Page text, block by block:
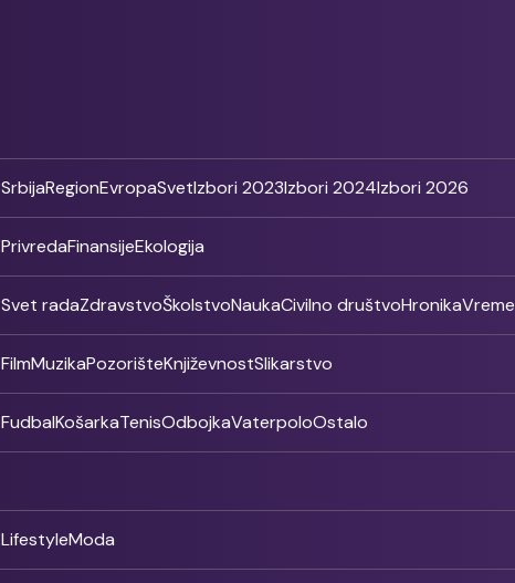
SrbijaRegionEvropaSvetIzbori 2023Izbori 2024Izbori 2026
PrivredaFinansijeEkologija
Svet radaZdravstvoŠkolstvoNaukaCivilno društvoHronikaVreme
FilmMuzikaPozorišteKnjiževnostSlikarstvo
FudbalKošarkaTenisOdbojkaVaterpoloOstalo
LifestyleModa